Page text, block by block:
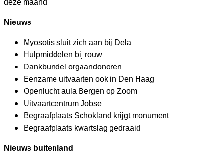
deze maand
Nieuws
Myosotis sluit zich aan bij Dela
Hulpmiddelen bij rouw
Dankbundel orgaandonoren
Eenzame uitvaarten ook in Den Haag
Openlucht aula Bergen op Zoom
Uitvaartcentrum Jobse
Begraafplaats Schokland krijgt monument
Begraafplaats kwartslag gedraaid
Nieuws buitenland